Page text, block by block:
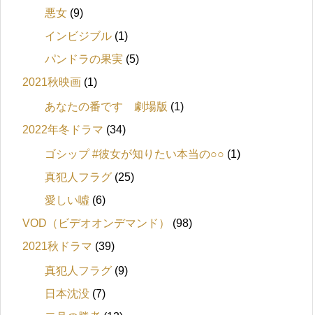
悪女 (9)
インビジブル (1)
パンドラの果実 (5)
2021秋映画 (1)
あなたの番です 劇場版 (1)
2022年冬ドラマ (34)
ゴシップ #彼女が知りたい本当の○○ (1)
真犯人フラグ (25)
愛しい噓 (6)
VOD（ビデオオンデマンド）
(98)
2021秋ドラマ (39)
真犯人フラグ (9)
日本沈没 (7)